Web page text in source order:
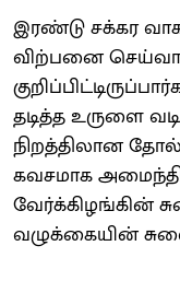
இரண்டு சக்கர
விற்பனை
தடித்த உருளை
நிறத்திலான தோல்,
கவசமாக
வேர்க்கிழங்கின்
வழுக்கையின்